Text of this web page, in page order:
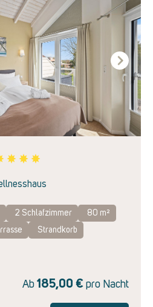
Next
2 Schlafzimmer
80 m²
Strandkorb
Ab 185,00 € pro Nacht